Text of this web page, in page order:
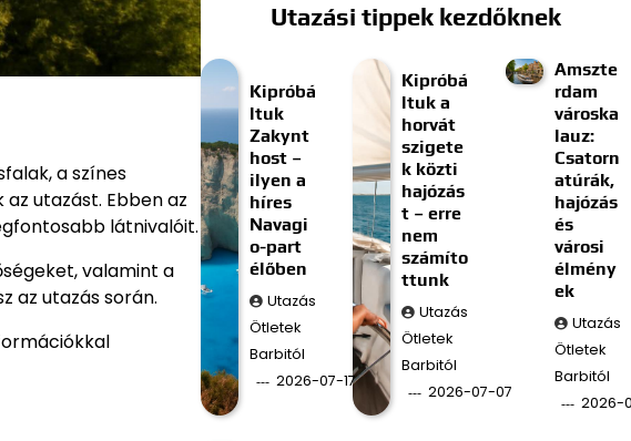
a színes
utazást. Ebben az
látnivalóit.
valamint a
az utazás során.
Utazási tippek kezdőknek
Kipróbá
ltuk
Zakynt
host –
ilyen a
híres
Navagi
o-part
élőben
Utazás
Ötletek
Barbitól
2026-07-17
Kipróbá
ltuk a
horvát
szigete
k közti
hajózás
t – erre
nem
számíto
ttunk
Utazás
Ötletek
Barbitól
2026-07-07
Amszte
rdam
városka
lauz:
Csatorn
atúrák,
hajózás
és
városi
élmény
ek
Utazás
Ötletek
Barbitól
2026-